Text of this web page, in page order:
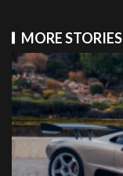
MORE STORIES